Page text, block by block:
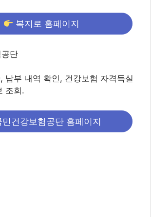
복지로 홈페이지
단
납부 내역 확인, 건강보험 자격득실
조회.
민건강보험공단 홈페이지